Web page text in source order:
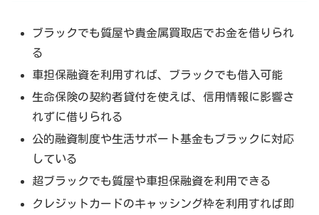
ブラックでも質屋や貴金属買取店でお金を借りられ
る
車担保融資を利用すれば、ブラックでも借入可能
生命保険の契約者貸付を使えば、信用情報に影響さ
れずに借りられる
公的融資制度や生活サポート基金もブラックに対応
している
超ブラックでも質屋や車担保融資を利用できる
クレジットカードのキャッシング枠を利用すれば即